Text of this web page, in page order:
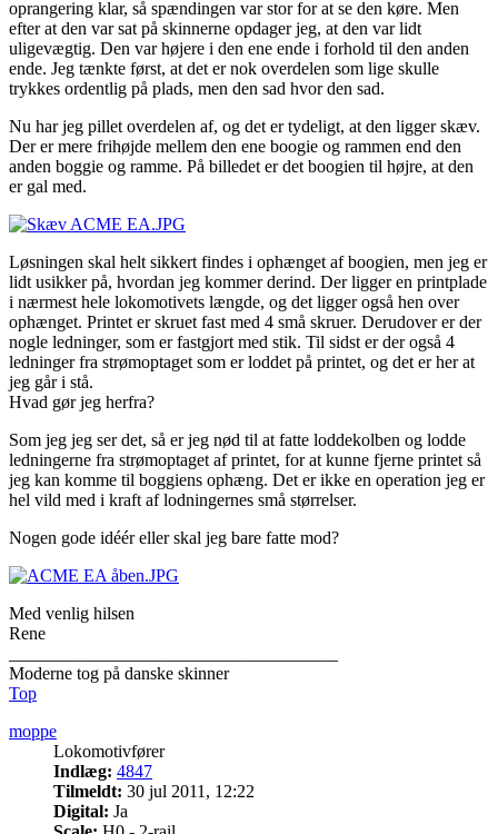
oprangering klar, så spændingen var stor for at se den køre. Men
efter at den var sat på skinnerne opdager jeg, at den var lidt
uligevægtig. Den var højere i den ene ende i forhold til den anden
ende. Jeg tænkte først, at det er nok overdelen som lige skulle
trykkes ordentlig på plads, men den sad hvor den sad.
Nu har jeg pillet overdelen af, og det er tydeligt, at den ligger skæv.
Der er mere frihøjde mellem den ene boogie og rammen end den
anden boggie og ramme. På billedet er det boogien til højre, at den
er gal med.
Løsningen skal helt sikkert findes i ophænget af boogien, men jeg er
lidt usikker på, hvordan jeg kommer derind. Der ligger en printplade
i nærmest hele lokomotivets længde, og det ligger også hen over
ophænget. Printet er skruet fast med 4 små skruer. Derudover er der
nogle ledninger, som er fastgjort med stik. Til sidst er der også 4
ledninger fra strømoptaget som er loddet på printet, og det er her at
jeg går i stå.
Hvad gør jeg herfra?
Som jeg jeg ser det, så er jeg nød til at fatte loddekolben og lodde
ledningerne fra strømoptaget af printet, for at kunne fjerne printet så
jeg kan komme til boggiens ophæng. Det er ikke en operation jeg er
hel vild med i kraft af lodningernes små størrelser.
Nogen gode idéér eller skal jeg bare fatte mod?
Med venlig hilsen
Rene
Moderne tog på danske skinner
Top
moppe
Lokomotivfører
Indlæg: 4847
Tilmeldt: 30 jul 2011, 12:22
Digital: Ja